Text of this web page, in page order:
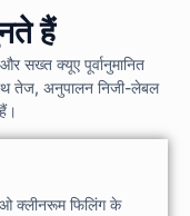
हैं
क्यूए पूर्वानुमानित
तेज, अनुपालन निजी-लेबल
क्लीनरूम फिलिंग के